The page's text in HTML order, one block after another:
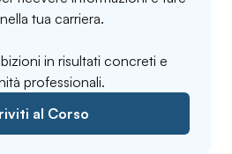
tua carriera.
in risultati concreti e
professionali.
al Corso